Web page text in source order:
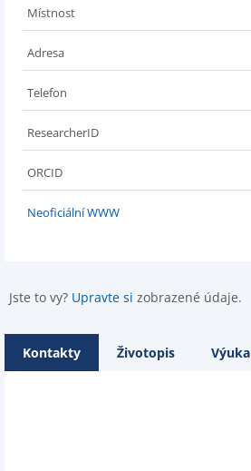
Místnost
Adresa
Telefon
ResearcherID
ORCID
Neoficiální WWW
Jste to vy? Upravte si zobrazené údaje.
Kontakty Životopis Výuka